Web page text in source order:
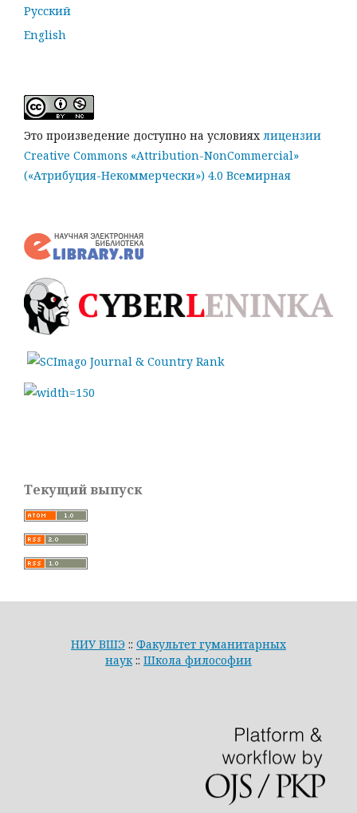
Русский
English
Это произведение доступно на условиях лицензии
Creative Commons «Attribution-NonCommercial»
(«Атрибуция-Некоммерчески») 4.0 Всемирная
Текущий выпуск
НИУ ВШЭ :: Факультет гуманитарных
наук:: Школа философии